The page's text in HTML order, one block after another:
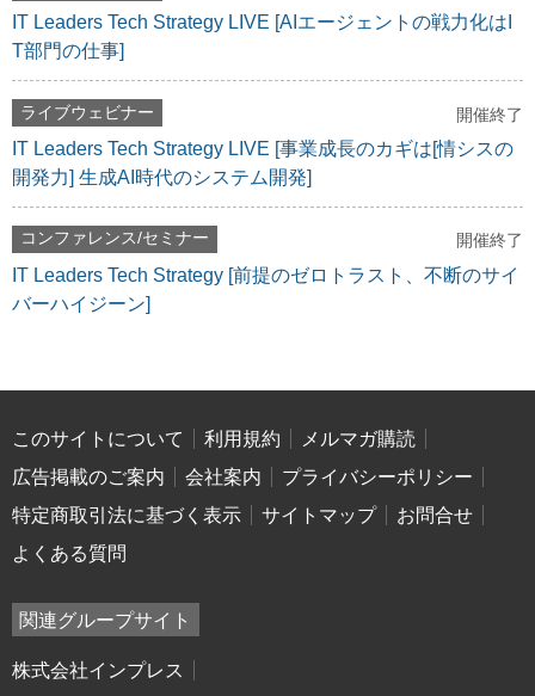
IT Leaders Tech Strategy LIVE [AIエージェントの戦力化はI
T部門の仕事]
ライブウェビナー 開催終了
IT Leaders Tech Strategy LIVE [事業成長のカギは[情シスの
開発力] 生成AI時代のシステム開発]
コンファレンス/セミナー 開催終了
IT Leaders Tech Strategy [前提のゼロトラスト、不断のサイ
バーハイジーン]
このサイトについて 利用規約
メルマガ購読
広告掲載のご案内
会社案内
プライバシーポリシー
特定商取引法に基づく表示
サイトマップ
お問合せ
よくある質問
関連グループサイト
株式会社インプレス